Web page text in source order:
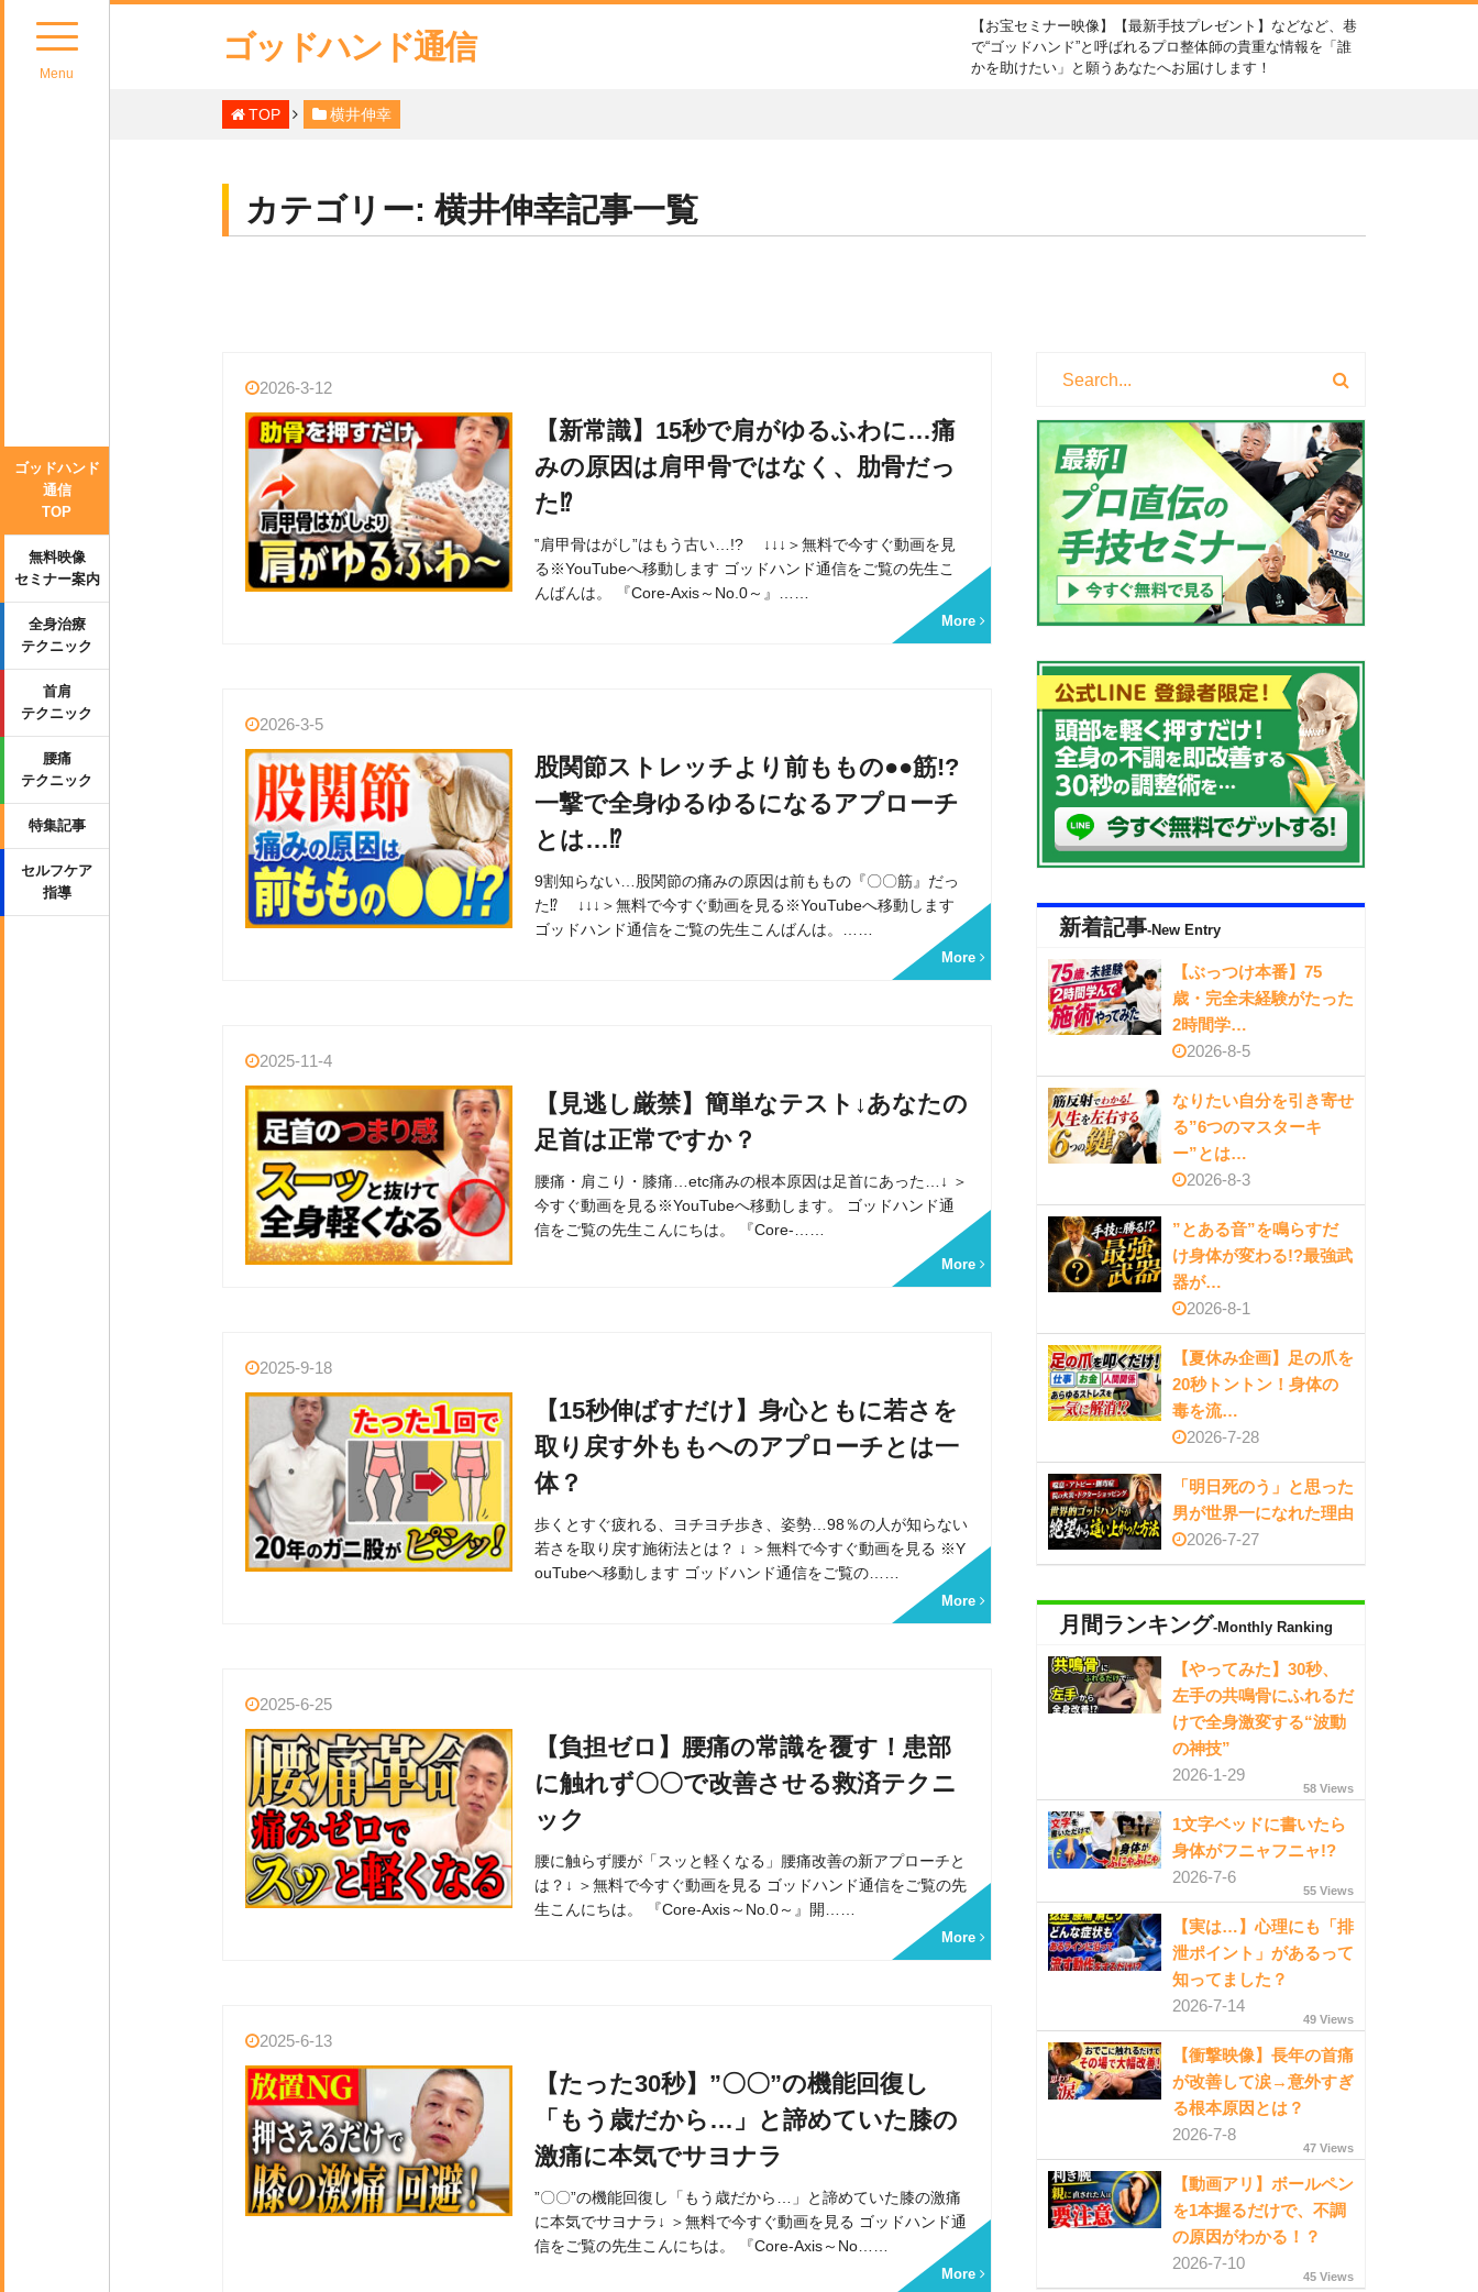
一流の整体師セミナー
無料映像＆ご案内ページ
ゴッドハンド通信とは
Menu
ゴッドハンド
通信
TOP
無料映像
セミナー案内
全身治療
テクニック
首肩
テクニック
腰痛
テクニック
特集記事
セルフケア
指導
ゴッドハンド通信
【お宝セミナー映像】【最新手技プレゼント】などなど、巷
で“ゴッドハンド”と呼ばれるプロ整体師の貴重な情報を「誰
かを助けたい」と願うあなたへお届けします！
TOP 横井伸幸
カテゴリー: 横井伸幸記事一覧
2026-3-12
【新常識】15秒で肩がゆるふわに…痛
みの原因は肩甲骨ではなく、肋骨だっ
た⁉
‟肩甲骨はがし”はもう古い…!? ↓↓↓＞無料で今すぐ動画を見
る※YouTubeへ移動します ゴッドハンド通信をご覧の先生こ
んばんは。 『Core-Axis～No.0～』……
More
2026-3-5
股関節ストレッチより前ももの●●筋!?
一撃で全身ゆるゆるになるアプローチ
とは…⁉
9割知らない…股関節の痛みの原因は前ももの『〇〇筋』だっ
た⁉ ↓↓↓＞無料で今すぐ動画を見る※YouTubeへ移動します
ゴッドハンド通信をご覧の先生こんばんは。……
More
2025-11-4
【見逃し厳禁】簡単なテスト↓あなたの
足首は正常ですか？
腰痛・肩こり・膝痛…etc痛みの根本原因は足首にあった…↓ ＞
今すぐ動画を見る※YouTubeへ移動します。 ゴッドハンド通
信をご覧の先生こんにちは。 『Core-……
More
2025-9-18
【15秒伸ばすだけ】身心ともに若さを
取り戻す外ももへのアプローチとは一
体？
歩くとすぐ疲れる、ヨチヨチ歩き、姿勢…98％の人が知らない
若さを取り戻す施術法とは？ ↓ ＞無料で今すぐ動画を見る ※Y
ouTubeへ移動します ゴッドハンド通信をご覧の……
More
2025-6-25
【負担ゼロ】腰痛の常識を覆す！患部
に触れず〇〇で改善させる救済テクニ
ック
腰に触らず腰が「スッと軽くなる」腰痛改善の新アプローチと
は？↓ ＞無料で今すぐ動画を見る ゴッドハンド通信をご覧の先
生こんにちは。 『Core-Axis～No.0～』開……
More
2025-6-13
【たった30秒】”〇〇”の機能回復し
「もう歳だから…」と諦めていた膝の
激痛に本気でサヨナラ
”〇〇”の機能回復し「もう歳だから…」と諦めていた膝の激痛
に本気でサヨナラ↓ ＞無料で今すぐ動画を見る ゴッドハンド通
信をご覧の先生こんにちは。 『Core-Axis～No……
More
新着記事-New Entry
【ぶっつけ本番】75
歳・完全未経験がたった
2時間学…
2026-8-5
なりたい自分を引き寄せ
る”6つのマスターキ
ー”とは…
2026-8-3
”とある音”を鳴らすだ
け身体が変わる!?最強武
器が…
2026-8-1
【夏休み企画】足の爪を
20秒トントン！身体の
毒を流…
2026-7-28
「明日死のう」と思った
男が世界一になれた理由
2026-7-27
月間ランキング-Monthly Ranking
【やってみた】30秒、
左手の共鳴骨にふれるだ
けで全身激変する“波動
の神技”
2026-1-29
58 Views
1文字ベッドに書いたら
身体がフニャフニャ!?
2026-7-6
55 Views
【実は…】心理にも「排
泄ポイント」があるって
知ってました？
2026-7-14
49 Views
【衝撃映像】長年の首痛
が改善して涙→意外すぎ
る根本原因とは？
2026-7-8
47 Views
【動画アリ】ボールペン
を1本握るだけで、不調
の原因がわかる！？
2026-7-10
45 Views